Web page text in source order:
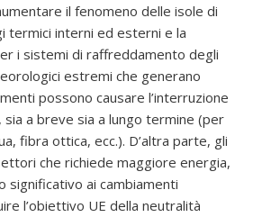
il fenomeno delle isole di
termici interni ed esterni e la
i sistemi di raffreddamento degli
estremi che generano
possono causare l’interruzione
a breve sia a lungo termine (per
fibra ottica, ecc.). D’altra parte, gli
che richiede maggiore energia,
significativo ai cambiamenti
l’obiettivo UE della neutralità